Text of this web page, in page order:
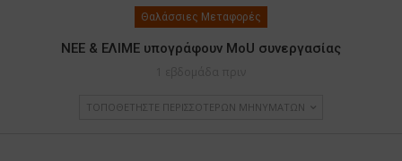
Θαλάσσιες Μεταφορές
ΝΕΕ & ΕΛΙΜΕ υπογράφουν MoU συνεργασίας
ΤΟΠΟΘΕΤΉΣΤΕ ΠΕΡΙΣΣΌΤΕΡΩΝ ΜΗΝΥΜΆΤΩΝ